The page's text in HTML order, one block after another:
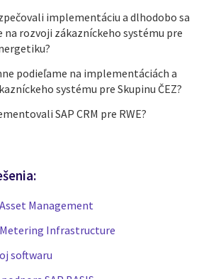
implementáciu a dlhodobo sa
na rozvoji zákazníckeho systému pre
podieľame na implementáciách a
systému pre Skupinu ČEZ?
SAP CRM pre RWE?
Management
Metering Infrastructure
softwaru